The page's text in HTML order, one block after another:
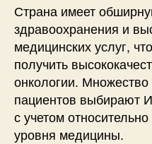
Страна имеет
здравоохранения и
медицинских услуг,
получить
онкологии.
пациентов выбирают
с учетом
уровня медицины.